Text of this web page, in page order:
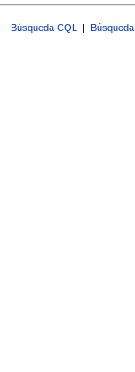
Búsqueda CQL